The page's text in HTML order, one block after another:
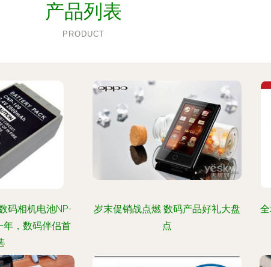
产品列表
PRODUCT
码相机电池NP-
年，数码伴侣首
岁末促销战点燃 数码产品好礼大盘
点